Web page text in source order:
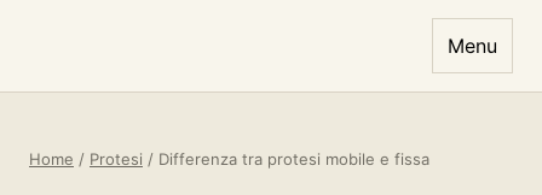
Menu
Home / Protesi / Differenza tra protesi mobile e fissa